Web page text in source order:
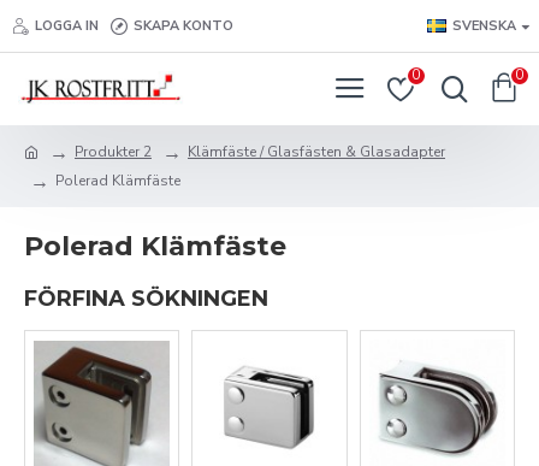
LOGGA IN SKAPA KONTO SVENSKA
0 0
Produkter 2
Klämfäste / Glasfästen & Glasadapter
Polerad Klämfäste
Polerad Klämfäste
FÖRFINA SÖKNINGEN